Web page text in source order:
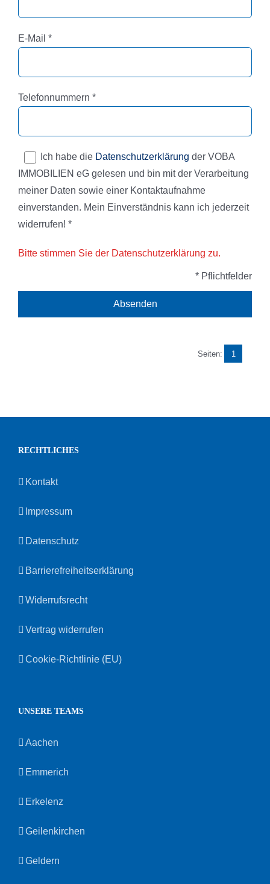
E-Mail Pflichtfeld
*
Telefonnummern Pflichtfeld
*
Ich habe die Datenschutzerklärung der VOBA
IMMOBILIEN eG gelesen und bin mit der Verarbeitung
meiner Daten sowie einer Kontaktaufnahme
einverstanden. Mein Einverständnis kann ich jederzeit
widerrufen! *
Bitte stimmen Sie der Datenschutzerklärung zu.
* Pflichtfelder
Seiten: 1
RECHTLICHES
Kontakt
Impressum
Datenschutz
Barrierefreiheitserklärung
Widerrufsrecht
Vertrag widerrufen
Cookie-Richtlinie (EU)
UNSERE TEAMS
Aachen
Emmerich
Erkelenz
Geilenkirchen
Geldern